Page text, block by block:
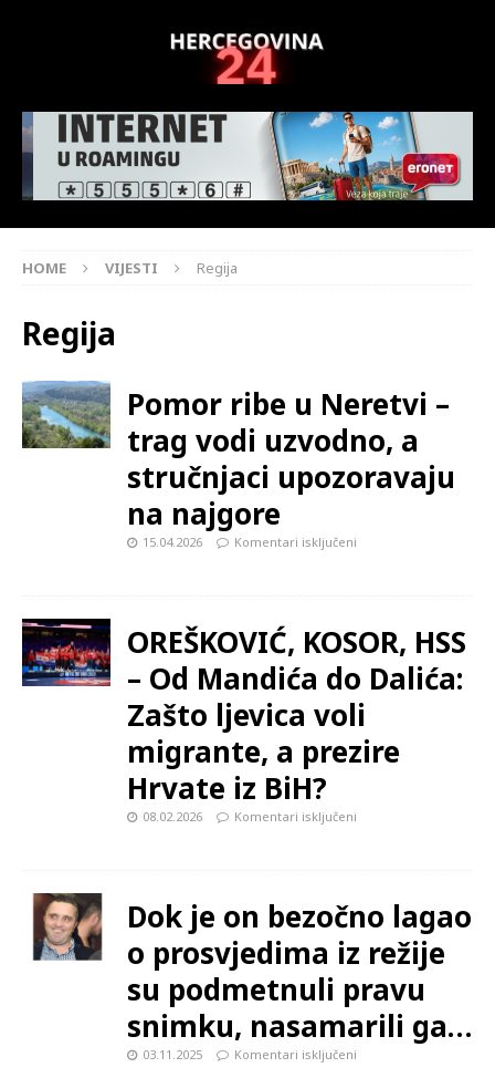
HOME VIJESTI Regija
Regija
Pomor ribe u Neretvi –
trag vodi uzvodno, a
stručnjaci upozoravaju
na najgore
15.04.2026 Komentari isključeni
OREŠKOVIĆ, KOSOR, HSS
– Od Mandića do Dalića:
Zašto ljevica voli
migrante, a prezire
Hrvate iz BiH?
08.02.2026 Komentari isključeni
Dok je on bezočno lagao
o prosvjedima iz režije
su podmetnuli pravu
snimku, nasamarili ga…
03.11.2025 Komentari isključeni